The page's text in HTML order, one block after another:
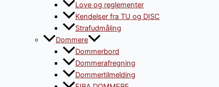
Love og reglementer
Kendelser fra TU og DISC
Strafudmåling
Dommere
Dommerbord
Dommerafregning
Dommertilmelding